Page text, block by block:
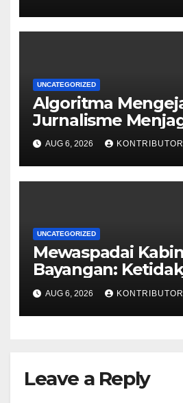
UNCATEGORIZED
Algoritma
Jurnalisme
dan Akal Sehat
AUG 6, 2026 KONTRIBUTOR
UNCATEGORIZED
Mewaspadai
Bayangan:
Legitimasi Moral
Representasi
AUG 6, 2026 KONTRIBUTOR
Leave a Reply